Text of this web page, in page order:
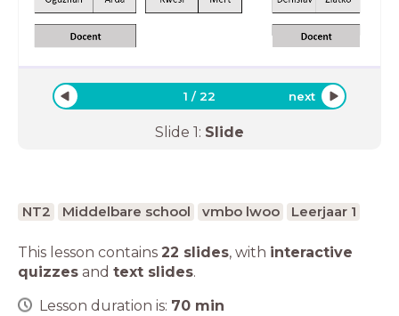
1 /22 next
Slide 1: Slide
NT2 Middelbare school vmbo lwoo Leerjaar 1
This lesson contains 22 slides, with interactive
quizzes and text slides.
Lesson duration is: 70 min